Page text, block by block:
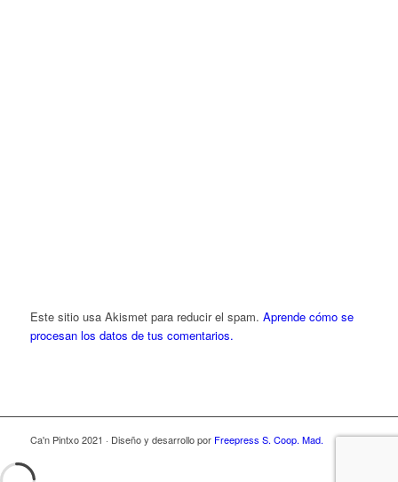
Este sitio usa Akismet para reducir el spam. Aprende cómo se
procesan los datos de tus comentarios.
Ca'n Pintxo 2021 · Diseño y desarrollo por Freepress S. Coop. Mad.